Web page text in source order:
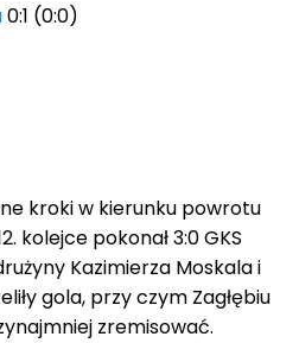
0:1 (0:0)
kroki w kierunku powrotu
kolejce pokonał 3:0 GKS
Kazimierza Moskala i
gola, przy czym Zagłębiu
zremisować.